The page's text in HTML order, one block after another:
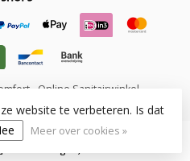
- Online Sanitairwinkel
voor [shop_name]: [rating]/10
website te verbeteren. Is dat
Meer over cookies »